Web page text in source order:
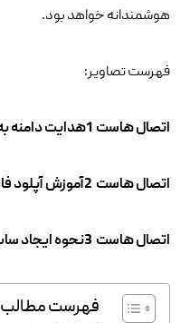
هوشمندانه خواهد بود.
فهرست تصاویر:
اتصال هاست 1هدایت دامنه به هاست فایل
اتصال هاست 2آموزش آپلود فایل‌ها در هاست دانلود
اتصال هاست 3نحوه ایجاد ساب‌دامنه برای هاست دانلود
فهرست مطالب